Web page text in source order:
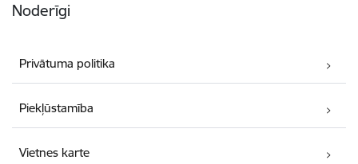
Noderīgi
Privātuma politika
Piekļūstamība
Vietnes karte